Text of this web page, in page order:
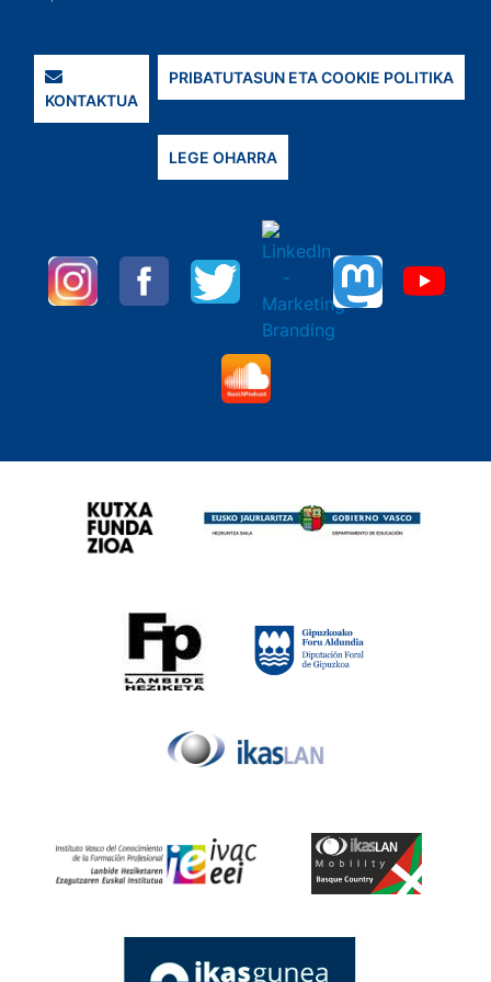
KONTAKTUA
PRIBATUTASUN ETA COOKIE POLITIKA
LEGE OHARRA